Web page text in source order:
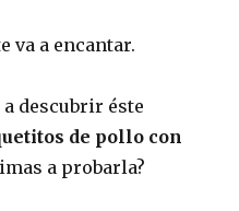
va a encantar.
descubrir éste
de pollo con
a probarla?